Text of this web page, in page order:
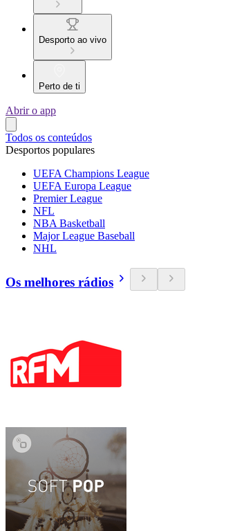
Desporto ao vivo
Perto de ti
Abrir o app
Todos os conteúdos
Desportos populares
UEFA Champions League
UEFA Europa League
Premier League
NFL
NBA Basketball
Major League Baseball
NHL
Os melhores rádios